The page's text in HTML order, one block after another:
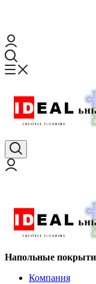
Напольные
Компания